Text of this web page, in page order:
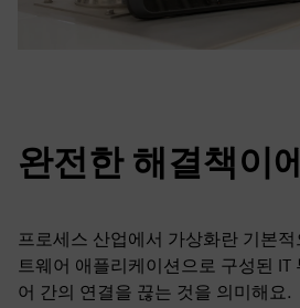
완전한 해결책이
프로세스 산업에서 가상화란 기본
트웨어 애플리케이션으로 구성된 IT
어 간의 연결을 끊는 것을 의미해요.